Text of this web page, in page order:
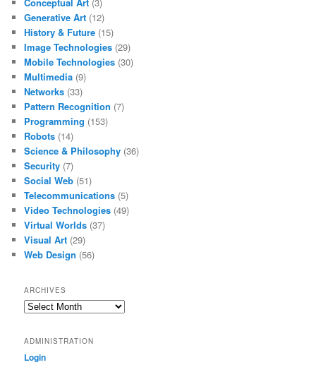
Generative Art (12)
History & Future (15)
Image Technologies (29)
Mobile Technologies (30)
Multimedia (9)
Networks (33)
Pattern Recognition (7)
Programming (153)
Robots (14)
Science & Philosophy (36)
Security (7)
Social Web (51)
Telecommunications (5)
Video Technologies (49)
Virtual Worlds (37)
Visual Art (29)
Web Design (56)
ARCHIVES
Archives
ADMINISTRATION
Login